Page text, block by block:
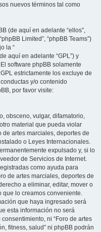
nuevos términos tal como
(de aquí en adelante “ellos”,
Limited”, “phpBB Teams”)
la “
aquí en adelante “GPL”) y
El software phpBB solamente
estrictamente los excluye de
y/o contenido
por favor visite:
obsceno, vulgar, difamatorio,
material que pueda violar
de artes marciales, deportes de
o Leyes Internacionales.
expulsado y, si lo
de Servicios de Internet.
como ayuda para
de artes marciales, deportes de
a eliminar, editar, mover o
que lo creamos conveniente.
que haya ingresado será
esta información no será
ni “Foro de artes
fitness, salud” ni phpBB podrán